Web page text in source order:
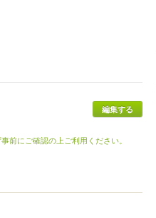
前にご確認の上ご利用ください。